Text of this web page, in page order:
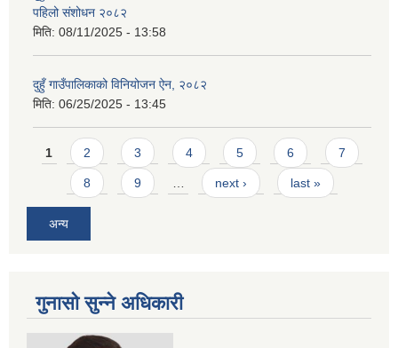
पहिलो संशोधन २०८२
मिति: 08/11/2025 - 13:58
दुहुँ गाउँपालिकाको विनियोजन ऐन, २०८२
मिति: 06/25/2025 - 13:45
Pages
1 2 3 4 5 6 7
8 9 next › last »
अन्य
गुनासो सुन्ने अधिकारी